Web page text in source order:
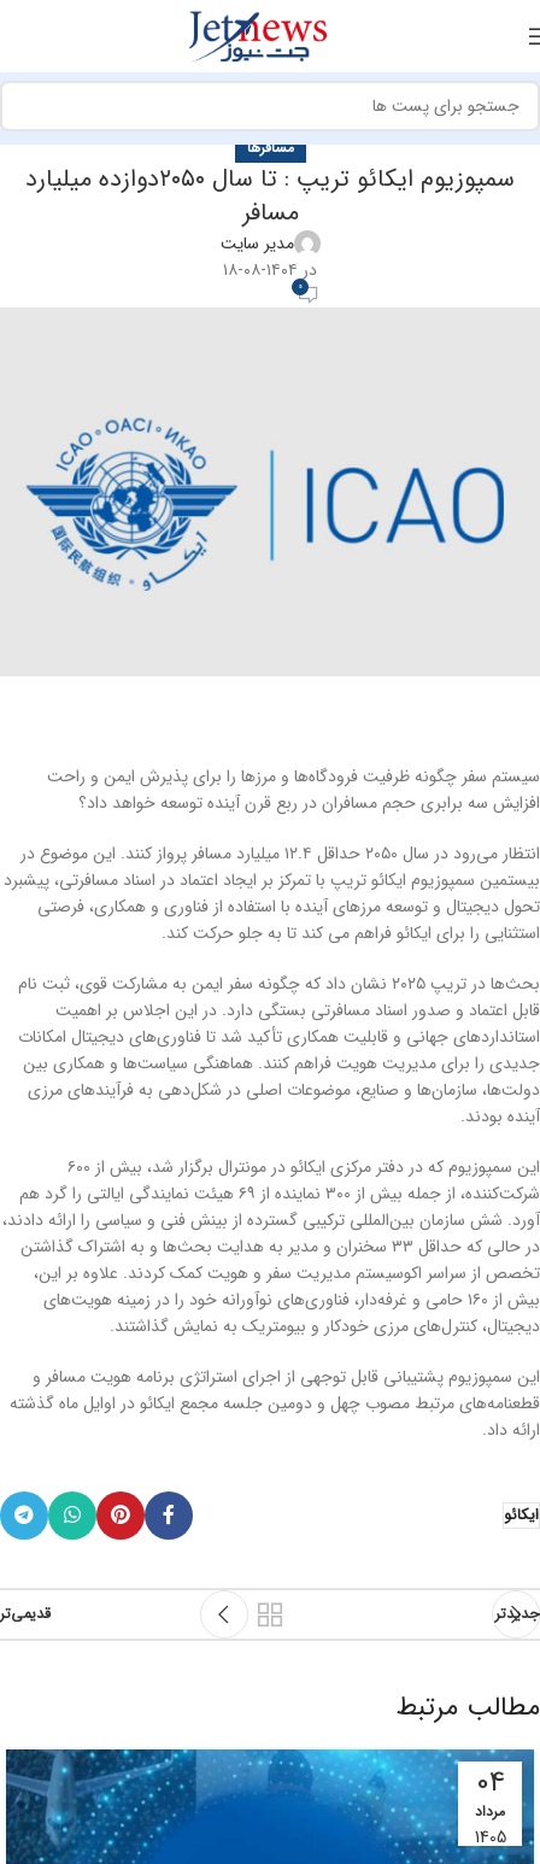
مسافرها
سمپوزیوم ایکائو تریپ : تا سال ۲۰۵۰دوازده میلیارد
مسافر
مدیر سایت
در ۱۴۰۴-۰۸-۱۸
0
سیستم سفر چگونه ظرفیت فرودگاه‌ها و مرزها را برای پذیرش ایمن و راحت
افزایش سه برابری حجم مسافران در ربع قرن آینده توسعه خواهد داد؟
انتظار می‌رود در سال ۲۰۵۰ حداقل ۱۲.۴ میلیارد مسافر پرواز کنند. این موضوع در
بیستمین سمپوزیوم ایکائو تریپ با تمرکز بر ایجاد اعتماد در اسناد مسافرتی، پیشبرد
تحول دیجیتال و توسعه مرزهای آینده با استفاده از فناوری و همکاری، فرصتی
استثنایی را برای ایکائو فراهم می کند تا به جلو حرکت کند.
بحث‌ها در تریپ ۲۰۲۵ نشان داد که چگونه سفر ایمن به مشارکت قوی، ثبت نام
قابل اعتماد و صدور اسناد مسافرتی بستگی دارد. در این اجلاس بر اهمیت
استانداردهای جهانی و قابلیت همکاری تأکید شد تا فناوری‌های دیجیتال امکانات
جدیدی را برای مدیریت هویت فراهم ‌کنند. هماهنگی سیاست‌ها و همکاری بین
دولت‌ها، سازمان‌ها و صنایع، موضوعات اصلی در شکل‌دهی به فرآیندهای مرزی
آینده بودند.
این سمپوزیوم که در دفتر مرکزی ایکائو در مونترال برگزار شد، بیش از ۶۰۰
شرکت‌کننده، از جمله بیش از ۳۰۰ نماینده از ۶۹ هیئت نمایندگی ایالتی را گرد هم
آورد. شش سازمان بین‌المللی ترکیبی گسترده از بینش فنی و سیاسی را ارائه دادند،
در حالی که حداقل ۳۳ سخنران و مدیر به هدایت بحث‌ها و به اشتراک گذاشتن
تخصص از سراسر اکوسیستم مدیریت سفر و هویت کمک کردند. علاوه بر این،
بیش از ۱۶۰ حامی و غرفه‌دار، فناوری‌های نوآورانه خود را در زمینه هویت‌های
دیجیتال، کنترل‌های مرزی خودکار و بیومتریک به نمایش گذاشتند.
این سمپوزیوم پشتیبانی قابل توجهی از اجرای استراتژی برنامه هویت مسافر و
قطعنامه‌های مرتبط مصوب چهل و دومین جلسه مجمع ایکائو در اوایل ماه گذشته
ارائه داد.
ایکائو
جدیدتر قدیمی‌تر
مطالب مرتبط
04
مرداد
1405